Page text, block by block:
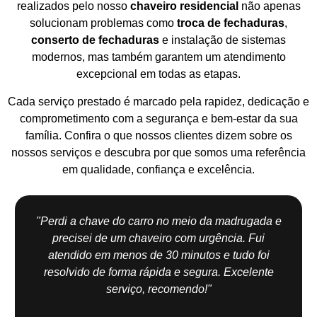
realizados pelo nosso chaveiro residencial não apenas
solucionam problemas como troca de fechaduras,
conserto de fechaduras e instalação de sistemas
modernos, mas também garantem um atendimento
excepcional em todas as etapas.
Cada serviço prestado é marcado pela rapidez, dedicação e
comprometimento com a segurança e bem-estar da sua
família. Confira o que nossos clientes dizem sobre os
nossos serviços e descubra por que somos uma referência
em qualidade, confiança e excelência.
"Perdi a chave do carro no meio da madrugada e
precisei de um chaveiro com urgência. Fui
atendido em menos de 30 minutos e tudo foi
resolvido de forma rápida e segura. Excelente
serviço, recomendo!"